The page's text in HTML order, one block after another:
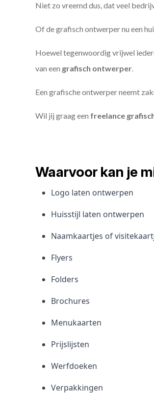
Niet zo vreemd dus, dat veel
Of de grafisch ontwerper nu een
Hoewel tegenwoordig vrijwel
van een grafisch ontwerper.
Een grafische ontwerper neemt
Wil jij graag een freelance
Waarvoor kan je
Logo laten ontwerpen
Huisstijl laten ontwerpen
Naamkaartjes of
Flyers
Folders
Brochures
Menukaarten
Prijslijsten
Werfdoeken
Verpakkingen